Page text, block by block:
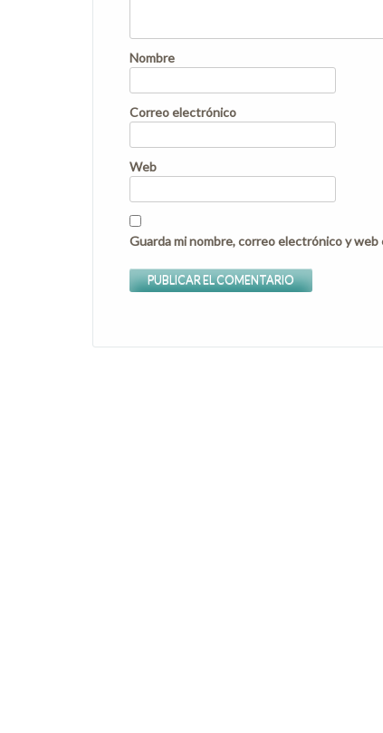
Nombre
Correo electrónico
Web
Guarda mi nombre, correo electrónico y